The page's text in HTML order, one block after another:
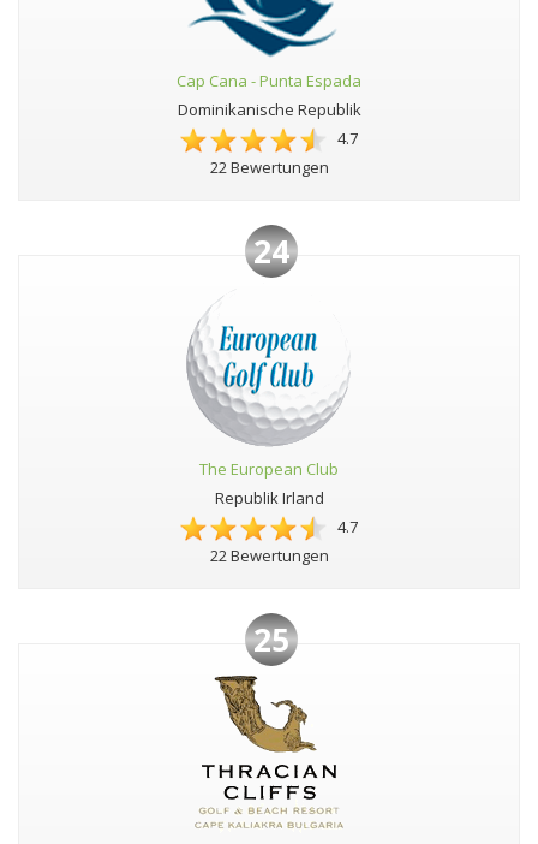
Cap Cana - Punta Espada
Dominikanische Republik
4.7
22 Bewertungen
24
The European Club
Republik Irland
4.7
22 Bewertungen
25